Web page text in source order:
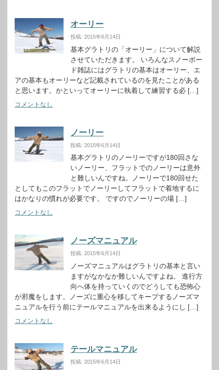
オーリー
投稿: 2015年6月14日
基本グラトリの「オーリー」について解説
させていただきます。 いろんなスノーボー
ド雑誌にはグラトリの基本はオーリー、エ
アの基本もオーリーなど記載されているのを見たことがある
と思います。かといってオーリーに執着して練習する必 […]
コメントなし
ノーリー
投稿: 2015年6月14日
基本グラトリのノーリーですが180回さな
いノーリー、フラットでのノーリーは意外
と難しいんですね。ノーリーで180回せた
としてもこのフラットでノーリーしてフラットで着地するに
はかなりの慣れが必要です。 ですのでノーリーの場 […]
コメントなし
ノーズマニュアル
投稿: 2015年6月14日
ノーズマニュアルはグラトリの基本と言い
ますがなかなか難しいんですよね。 進行方
向へ体を持っていくのでどうしても恐怖心
が邪魔をします。ノーズに重心を移してキープするノーズマ
ニュアルを行う前にテールマニュアルを出来るようにし […]
コメントなし
テールマニュアル
投稿: 2015年6月14日